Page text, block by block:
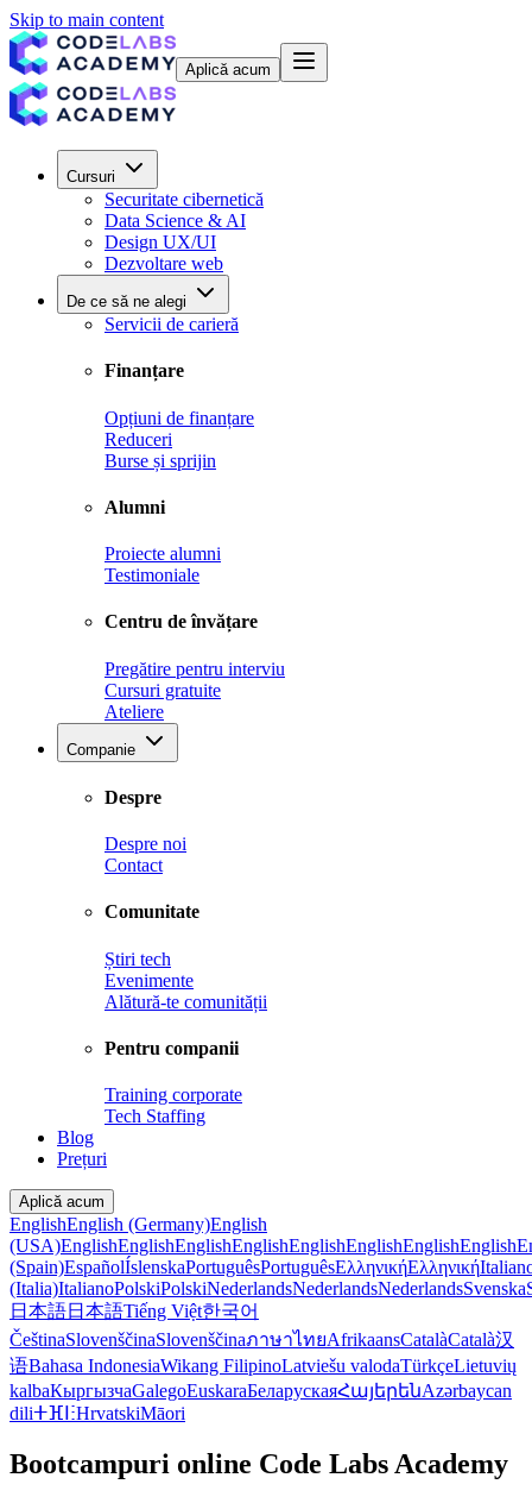
Skip to main content
Aplică acum
Cursuri
Securitate cibernetică
Data Science & AI
Design UX/UI
Dezvoltare web
De ce să ne alegi
Servicii de carieră
Finanțare
Opțiuni de finanțare
Reduceri
Burse și sprijin
Alumni
Proiecte alumni
Testimoniale
Centru de învățare
Pregătire pentru interviu
Cursuri gratuite
Ateliere
Companie
Despre
Despre noi
Contact
Comunitate
Știri tech
Evenimente
Alătură-te comunității
Pentru companii
Training corporate
Tech Staffing
Blog
Prețuri
Aplică acum
EnglishEnglish (Germany)English
(USA)EnglishEnglishEnglishEnglishEnglishEnglishEnglishEnglish
(Spain)EspañolÍslenskaPortuguêsPortuguêsΕλληνικήΕλληνική
(Italia)ItalianoPolskiPolskiNederlandsNederlandsNederlandsSvenska
日本語日本語Tiếng Việt한국어
ČeštinaSlovenščinaSlovenščinaภาษาไทยAfrikaansCatalàCatalà汉
语Bahasa IndonesiaWikang FilipinoLatviešu valodaTürkçeLietuvių
kalbaКыргызчаGalegoEuskaraБеларускаяՀայերենAzərbaycan
diliⵜⴼⵏⵗHrvatskiMāori
Bootcampuri online Code Labs Academy